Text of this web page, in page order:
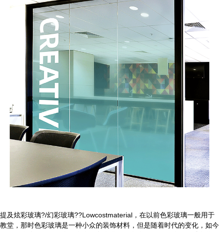
提及炫彩玻璃?/幻彩玻璃??Lowcostmaterial，在以前色彩玻璃一般用于
教堂，那时色彩玻璃是一种小众的装饰材料，但是随着时代的变化，如今